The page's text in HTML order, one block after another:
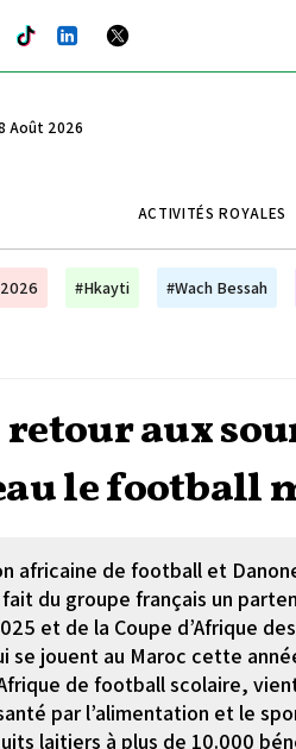
Août 2026
ACTIVITÉS ROYALES
#Hkayti #Wach Bessah
retour aux
le football
africaine de football et
du groupe français un
et de la Coupe d’Afrique
se jouent au Maroc cette
de football scolaire,
par l’alimentation et le
laitiers à plus de 10.000